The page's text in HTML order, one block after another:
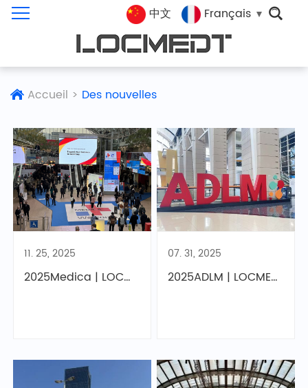
中文 Français
Accueil > Des nouvelles
11. 25, 2025
2025Medica | LOCMEDT Intelligent Manufacturing : diagnostics et traitements de précision · Autonomisation grâce à la technologie d'intelligence artificiell
07. 31, 2025
2025ADLM | LOCMEDT vous invite à surfer sur les vagues